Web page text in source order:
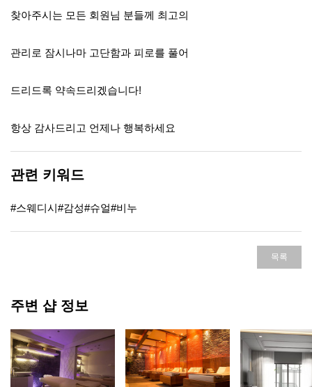
찾아주시는 모든 회원님 분들께 최고의
관리로 잠시나마 고단함과 피로를 풀어
드리드록 약속드리겠습니다!
항상 감사드리고 언제나 행복하세요
관련 키워드
#스웨디시#감성#슈얼#비누
목록
주변 샵 정보